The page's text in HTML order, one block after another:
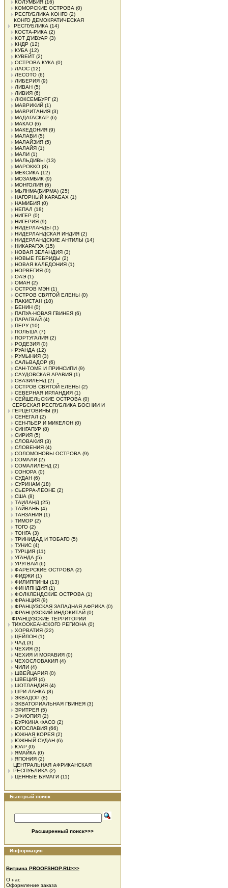
КОЛУМБИЯ (16)
КОМОРСКИЕ ОСТРОВА (0)
РЕСПУБЛИКА КОНГО (2)
КОНГО ДЕМОКРАТИЧЕСКАЯ
РЕСПУБЛИКА (14)
КОСТА-РИКА (2)
КОТ Д'ИВУАР (3)
КНДР (12)
КУБА (12)
КУВЕЙТ (2)
ОСТРОВА КУКА (0)
ЛАОС (12)
ЛЕСОТО (6)
ЛИБЕРИЯ (9)
ЛИВАН (5)
ЛИВИЯ (6)
ЛЮКСЕМБУРГ(2)
МАВРИКИЙ (1)
МАВРИТАНИЯ (3)
МАДАГАСКАР (6)
МАКАО (6)
МАКЕДОНИЯ (9)
МАЛАВИ (5)
МАЛАЙЗИЯ (5)
МАЛАЙЯ (1)
МАЛИ (1)
МАЛЬДИВЫ (13)
МАРОККО (3)
МЕКСИКА (12)
МОЗАМБИК (9)
МОНГОЛИЯ (6)
МЬЯНМА(БИРМА) (25)
НАГОРНЫЙ КАРАБАХ (1)
НАМИБИЯ (0)
НЕПАЛ (18)
НИГЕР (0)
НИГЕРИЯ (9)
НИДЕРЛАНДЫ (1)
НИДЕРЛАНДСКАЯ ИНДИЯ (2)
НИДЕРЛАНДСКИЕ АНТИЛЫ (14)
НИКАРАГУА (15)
НОВАЯ ЗЕЛАНДИЯ (3)
НОВЫЕ ГЕБРИДЫ (2)
НОВАЯ КАЛЕДОНИЯ (1)
НОРВЕГИЯ (0)
ОАЭ (1)
ОМАН (2)
ОСТРОВ МЭН (1)
ОСТРОВ СВЯТОЙ ЕЛЕНЫ (0)
ПАКИСТАН (10)
БЕНИН (0)
ПАПУА-НОВАЯ ГВИНЕЯ (6)
ПАРАГВАЙ (4)
ПЕРУ(10)
ПОЛЬША (7)
ПОРТУГАЛИЯ (2)
РОДЕЗИЯ (0)
РУАНДА (12)
РУМЫНИЯ (3)
САЛЬВАДОР (6)
САН-ТОМЕ И ПРИНСИПИ (9)
САУДОВСКАЯ АРАВИЯ (1)
СВАЗИЛЕНД (2)
ОСТРОВ СВЯТОЙ ЕЛЕНЫ (2)
СЕВЕРНАЯ ИРЛАНДИЯ (1)
СЕЙШЕЛЬСКИЕ ОСТРОВА (0)
СЕРБСКАЯ РЕСПУБЛИКА БОСНИИ И
ГЕРЦЕГОВИНЫ (9)
СЕНЕГАЛ (2)
СЕН-ПЬЕР И МИКЕЛОН (0)
СИНГАПУР (8)
СИРИЯ (5)
СЛОВАКИЯ (3)
СЛОВЕНИЯ (4)
СОЛОМОНОВЫ ОСТРОВА (9)
СОМАЛИ (2)
СОМАЛИЛЕНД (2)
СОНОРА (0)
СУДАН (6)
СУРИНАМ (18)
СЬЕРРА-ЛЕОНЕ (2)
США (8)
ТАИЛАНД (25)
ТАЙВАНЬ (4)
ТАНЗАНИЯ (1)
ТИМОР (2)
ТОГО (2)
ТОНГА (3)
ТРИНИДАД И ТОБАГО (5)
ТУНИС (4)
ТУРЦИЯ (11)
УГАНДА (5)
УРУГВАЙ (6)
ФАРЕРСКИЕ ОСТРОВА (2)
ФИДЖИ (1)
ФИЛИППИНЫ (13)
ФИНЛЯНДИЯ (1)
ФОЛКЛЕНДСКИЕ ОСТРОВА (1)
ФРАНЦИЯ (9)
ФРАНЦУЗСКАЯ ЗАПАДНАЯ АФРИКА (0)
ФРАНЦУЗСКИЙ ИНДОКИТАЙ (0)
ФРАНЦУЗСКИЕ ТЕРРИТОРИИ
ТИХООКЕАНСКОГО РЕГИОНА (0)
ХОРВАТИЯ (22)
ЦЕЙЛОН (1)
ЧАД (3)
ЧЕХИЯ (3)
ЧЕХИЯ И МОРАВИЯ (0)
ЧЕХОСЛОВАКИЯ (4)
ЧИЛИ (4)
ШВЕЙЦАРИЯ (0)
ШВЕЦИЯ (4)
ШОТЛАНДИЯ (4)
ШРИ-ЛАНКА (8)
ЭКВАДОР (8)
ЭКВАТОРИАЛЬНАЯ ГВИНЕЯ (3)
ЭРИТРЕЯ (5)
ЭФИОПИЯ (2)
БУРКИНА ФАСО (2)
ЮГОСЛАВИЯ (66)
ЮЖНАЯ КОРЕЯ (2)
ЮЖНЫЙ СУДАН (6)
ЮАР (0)
ЯМАЙКА (0)
ЯПОНИЯ (2)
ЦЕНТРАЛЬНАЯ АФРИКАНСКАЯ
РЕСПУБЛИКА (2)
ЦЕННЫЕ БУМАГИ (11)
Быстрый поиск
Расширенный поиск>>>
Информация
Витрина PROOFSHOP.RU>>>
О нас
Оформление заказа